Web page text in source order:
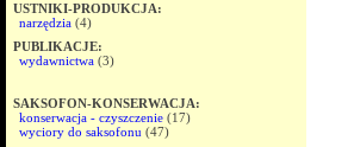
USTNIKI-PRODUKCJA:
narzędzia (4)
PUBLIKACJE:
wydawnictwa (3)
SAKSOFON-KONSERWACJA:
konserwacja - czyszczenie (17)
wyciory do saksofonu (47)